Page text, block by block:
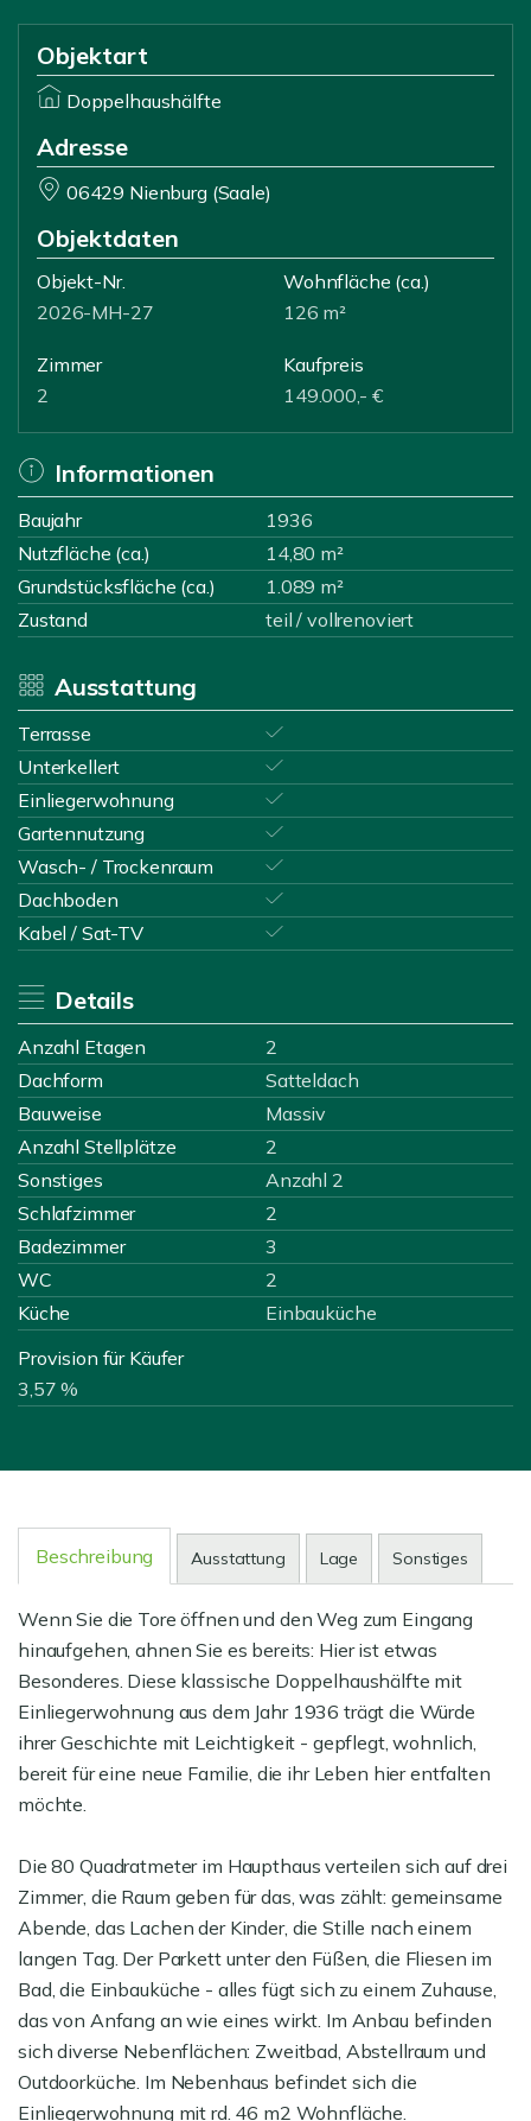
Objektart
Doppelhaushälfte
Adresse
06429 Nienburg (Saale)
Objektdaten
Objekt-Nr.
2026-MH-27
Wohnfläche (ca.)
126 m²
Zimmer
2
Kaufpreis
149.000,- €
Informationen
Baujahr
1936
Nutzfläche (ca.)
14,80 m²
Grundstücksfläche (ca.)
1.089 m²
Zustand
teil / vollrenoviert
Ausstattung
Terrasse
Unterkellert
Einliegerwohnung
Gartennutzung
Wasch- / Trockenraum
Dachboden
Kabel / Sat-TV
Details
Anzahl Etagen
2
Dachform
Satteldach
Bauweise
Massiv
Anzahl Stellplätze
2
Sonstiges
Anzahl 2
Schlafzimmer
2
Badezimmer
3
WC
2
Küche
Einbauküche
Provision für Käufer
3,57 %
Beschreibung Ausstattung Lage Sonstiges
Wenn Sie die Tore öffnen und den Weg zum Eingang
hinaufgehen, ahnen Sie es bereits: Hier ist etwas
Besonderes. Diese klassische Doppelhaushälfte mit
Einliegerwohnung aus dem Jahr 1936 trägt die Würde
ihrer Geschichte mit Leichtigkeit - gepflegt, wohnlich,
bereit für eine neue Familie, die ihr Leben hier entfalten
möchte.
Die 80 Quadratmeter im Haupthaus verteilen sich auf drei
Zimmer, die Raum geben für das, was zählt: gemeinsame
Abende, das Lachen der Kinder, die Stille nach einem
langen Tag. Der Parkett unter den Füßen, die Fliesen im
Bad, die Einbauküche - alles fügt sich zu einem Zuhause,
das von Anfang an wie eines wirkt. Im Anbau befinden
sich diverse Nebenflächen: Zweitbad, Abstellraum und
Outdoorküche. Im Nebenhaus befindet sich die
Einliegerwohnung mit rd. 46 m2 Wohnfläche.